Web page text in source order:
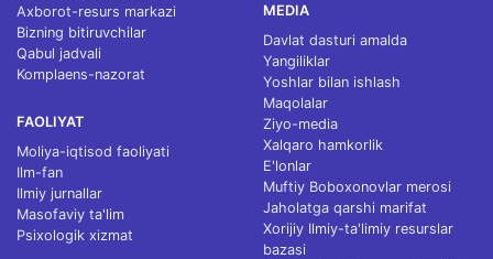
Axborot-resurs markazi
Bizning bitiruvchilar
Qabul jadvali
Komplaens-nazorat
FAOLIYAT
Moliya-iqtisod faoliyati
Ilm-fan
Ilmiy jurnallar
Masofaviy ta'lim
Psixologik xizmat
MEDIA
Davlat dasturi amalda
Yangiliklar
Yoshlar bilan ishlash
Maqolalar
Ziyo-media
Xalqaro hamkorlik
E'lonlar
Muftiy Boboxonovlar merosi
Jaholatga qarshi marifat
Xorijiy Ilmiy-ta'limiy resurslar
bazasi